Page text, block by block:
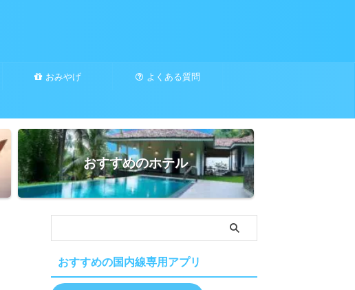
おみやげ よくある質問
おすすめのホテル
おすすめの国内線専用アプリ